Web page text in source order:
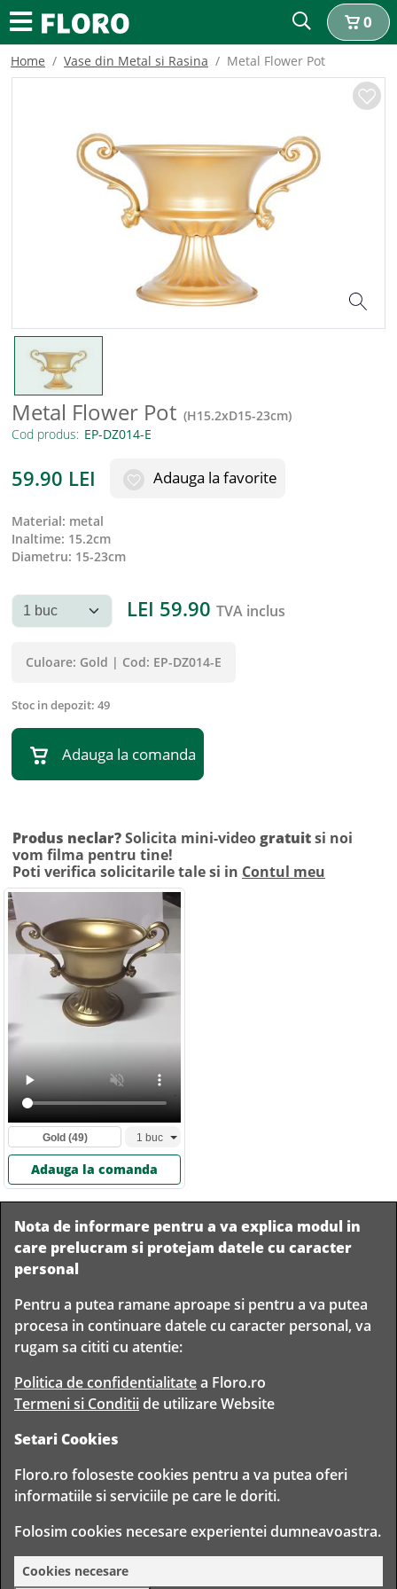
0
Home Vase din Metal si Rasina Metal Flower Pot
Metal Flower Pot (H15.2xD15-23cm)
Cod produs:
59.90 LEI Adauga la favorite
material: metal
inaltime: 15.2cm
diametru: 15-23cm
LEI 59.90 TVA inclus
Culoare: Gold | Cod: EP-DZ014-E
Stoc in depozit: 49
Adauga la comanda
Produs neclar?Solicita mini-video gratuitsi noi
vom filma pentru tine!
Poti verifica solicitarile tale si in Contul meu
Gold(49)
Adauga la comanda
Gold
Livrare
rapida
Livram in
orice
Romania
Garantam
TIMP PENTRU
FLORISTI
Copyright © 2020 Toate drepturile rezervate
FLORO CLUB FLORIST S.R.L. - CUI 30314943
BD. TIMISOARA 80, BUCURESTI, ROMANIA
Nota de informare pentru a va explica modul in
care prelucram si protejam datele cu caracter
personal
Pentru a putea ramane aproape si pentru a va putea
procesa in continuare datele cu caracter personal, va
rugam sa cititi cu atentie:
Politica de confidentialitatea Floro.ro
Termeni si Conditiide utilizare Website
Setari Cookies
Floro.ro foloseste cookies pentru a va putea oferi
informatiile si serviciile pe care le doriti.
Folosim cookies necesare experientei dumneavoastra.
Cookies necesare